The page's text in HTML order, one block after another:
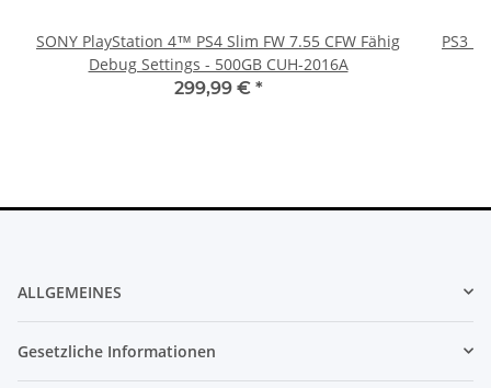
SONY PlayStation 4™ PS4 Slim FW 7.55 CFW Fähig
Debug Settings - 500GB CUH-2016A
299,99 € *
PS3
ALLGEMEINES
Gesetzliche Informationen